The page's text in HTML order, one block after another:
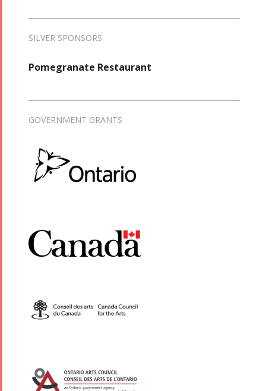
SILVER SPONSORS
Pomegranate Restaurant
GOVERNMENT GRANTS